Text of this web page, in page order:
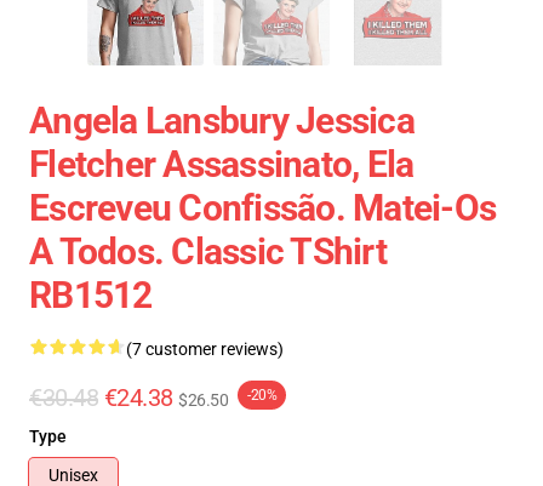
Angela Lansbury Jessica
Fletcher Assassinato, Ela
Escreveu Confissão. Matei-Os
A Todos. Classic TShirt
RB1512
(7 customer reviews)
€30.48 €24.38 $26.50 -20%
Type
Unisex